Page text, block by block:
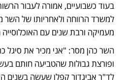
מעמיקה ורבת שנים עם